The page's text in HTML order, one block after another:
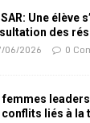
Une élève
des
06/2026 0
femmes
conflits liés à la